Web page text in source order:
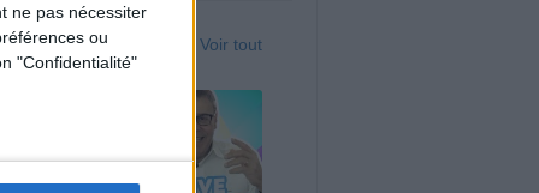
ne pas nécessiter
ou
"Confidentialité"
Voir tout